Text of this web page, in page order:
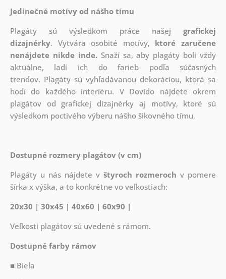
Jedinečné motívy od nášho tímu
Plagáty sú výsledkom práce našejgrafickej
dizajnérky. Vytvára osobité motívy, ktoré zaručene
nenájdete nikde inde.Snaží sa, aby plagáty boli vždy
aktuálne, ladí ich do farieb podľa súčasných
trendov. Plagáty sú vyhľadávanou dekoráciou, ktorá sa
hodí do každého interiéru. V Dovido nájdete okrem
plagátov od grafickej dizajnérky aj motívy, ktoré sú
výsledkom poctivého výberu nášho šikovného tímu.
Dostupné rozmery plagátov (v cm)
Plagáty u nás nájdete vštyroch rozmeroch v pomere
šírka x výška, a to konkrétne vo veľkostiach:
20x30 | 30x45 | 40x60 | 60x90 |
Veľkosti plagátov sú uvedené s rámom.
Dostupné farby rámov
■ Biela